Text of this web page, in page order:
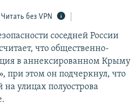
Читать без VPN
соседней России
что общественно-
в аннексированном Крыму
при этом он подчеркнул, что
на улицах полуострова